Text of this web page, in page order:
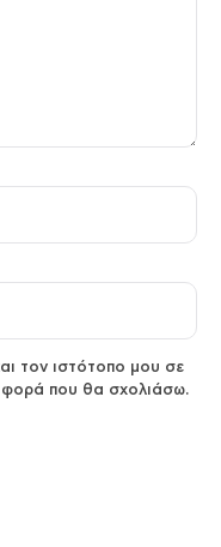
τον ιστότοπο μου σε
φορά που θα σχολιάσω.